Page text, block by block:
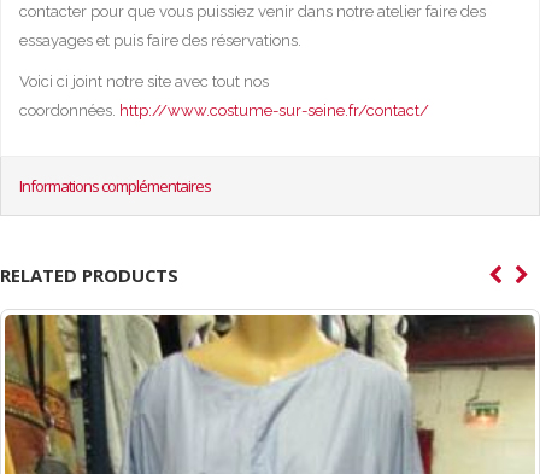
contacter pour que vous puissiez venir dans notre atelier faire des
essayages et puis faire des réservations.
Voici ci joint notre site avec tout nos
coordonnées. http://www.costume-sur-seine.fr/contact/
Informations complémentaires
RELATED PRODUCTS